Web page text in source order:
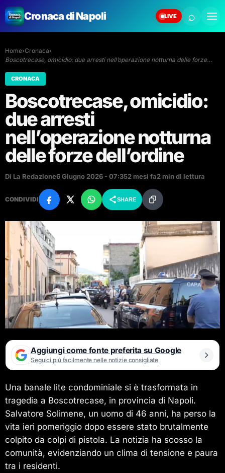
Cronaca di Napoli LIVE ⌕
Home›Cronaca›
Boscotrecase, omicidio: due arresti nell’operazione notturna delle forze…
CRONACA
Boscotrecase, omicidio:
due arresti
nell’operazione notturna
delle forze dell’ordine
Di La Redazione6 Giugno 2026 - 07:352 mesi fa2 min di lettura
CONDIVIDI SHARE
Aggiungi come fonte preferita su Google
Seguici più facilmente nelle notizie consigliate
Una banale lite condominiale si è trasformata in
tragedia a Boscotrecase, in provincia di Napoli.
Salvatore Solimene, un uomo di 46 anni, ha perso la
vita ieri pomeriggio dopo essere stato brutalmente
colpito da colpi di pistola. La notizia ha scosso la
comunità, evidenziando un clima di tensione e paura
tra i residenti.